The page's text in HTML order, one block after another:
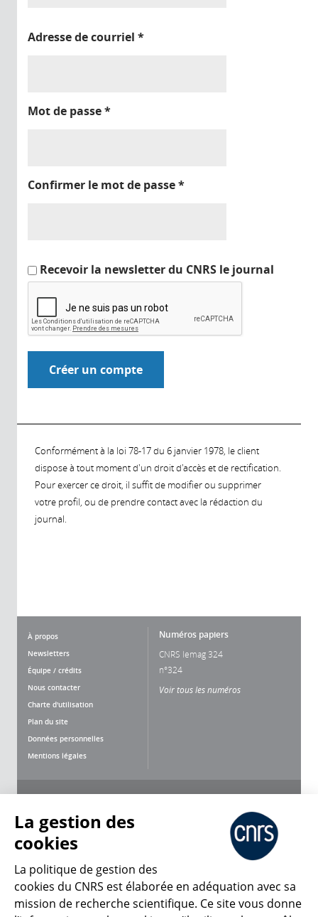
Adresse de courriel *
Mot de passe*
Confirmer le mot de passe*
Recevoir la newsletter du CNRS le journal
Conformément à la loi 78-17 du 6 janvier 1978, le client
dispose à tout moment d'un droit d'accès et de rectification.
Pour exercer ce droit, il suffit de modifier ou supprimer
votre profil, ou de prendre contact avec la rédaction du
journal.
À propos
Newsletters
Équipe / crédits
Nous contacter
Charte d'utilisation
Plan du site
Données personnelles
Mentions légales
Numéros papiers
CNRS lemag 324
n°324
Voir tous les numéros
CNRS Le Mag
La gestion des
cookies
La politique de gestion des
cookies du CNRS est élaborée en adéquation avec sa
mission de recherche scientifique. Ce site vous donne